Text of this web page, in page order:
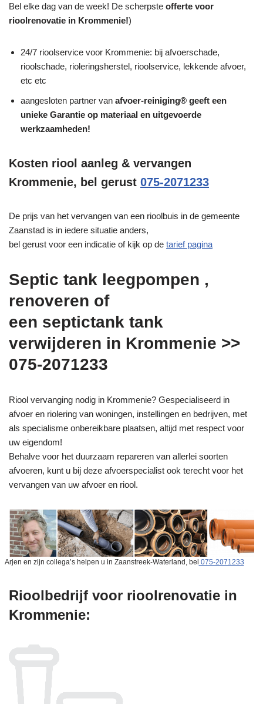
Bel elke dag van de week! De scherpste offerte voor
rioolrenovatie in Krommenie!)
24/7 rioolservice voor Krommenie: bij afvoerschade,
rioolschade, rioleringsherstel, rioolservice, lekkende afvoer,
etc etc
aangesloten partner van afvoer-reiniging® geeft een
unieke Garantie op materiaal en uitgevoerde
werkzaamheden!
Kosten riool aanleg & vervangen
Krommenie, bel gerust 075-2071233
De prijs van het vervangen van een rioolbuis in de gemeente
Zaanstad is in iedere situatie anders,
bel gerust voor een indicatie of kijk op de tarief pagina
Septic tank leegpompen ,
renoveren of
een septictank tank
verwijderen in Krommenie >>
075-2071233
Riool vervanging nodig in Krommenie? Gespecialiseerd in
afvoer en riolering van woningen, instellingen en bedrijven, met
als specialisme onbereikbare plaatsen, altijd met respect voor
uw eigendom!
Behalve voor het duurzaam repareren van allerlei soorten
afvoeren, kunt u bij deze afvoerspecialist ook terecht voor het
vervangen van uw afvoer en riool.
Arjen en zijn collega’s helpen u in Zaanstreek-Waterland, bel 075-2071233
Rioolbedrijf voor rioolrenovatie in
Krommenie: